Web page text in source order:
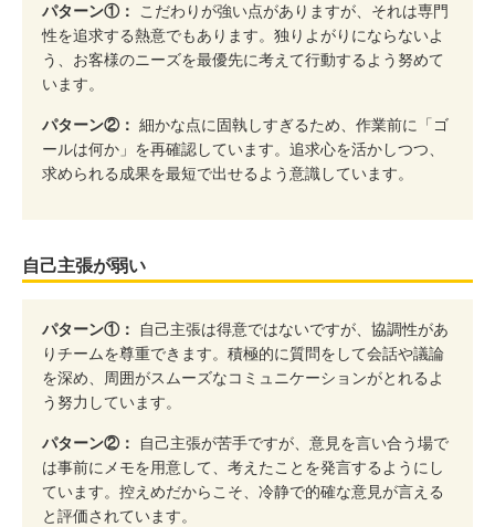
パターン①：
こだわりが強い点がありますが、それは専門
性を追求する熱意でもあります。独りよがりにならないよ
う、お客様のニーズを最優先に考えて行動するよう努めて
います。
パターン②： 細かな点に固執しすぎるため、作業前に「ゴ
ールは何か」を再確認しています。追求心を活かしつつ、
求められる成果を最短で出せるよう意識しています。
自己主張が弱い
パターン①：
自己主張は得意ではないですが、協調性があ
りチームを尊重できます。積極的に質問をして会話や議論
を深め、周囲がスムーズなコミュニケーションがとれるよ
う努力しています。
パターン②：
自己主張が苦手ですが、意見を言い合う場で
は事前にメモを用意して、考えたことを発言するようにし
ています。控えめだからこそ、冷静で的確な意見が言える
と評価されています。